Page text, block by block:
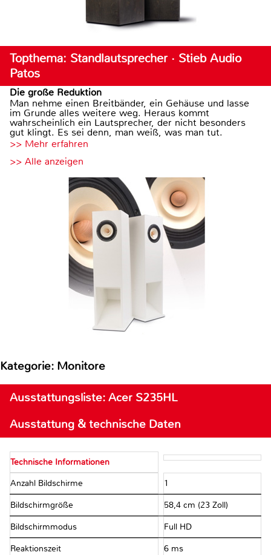
Topthema: Standlautsprecher · Stieb Audio
Patos
Die große Reduktion
Man nehme einen Breitbänder, ein Gehäuse und lasse
im Grunde alles weitere weg. Heraus kommt
wahrscheinlich ein Lautsprecher, der nicht besonders
gut klingt. Es sei denn, man weiß, was man tut.
>> Mehr erfahren
>> Alle anzeigen
Kategorie: Monitore
Ausstattungsliste: Acer S235HL
Ausstattung & technische Daten
Technische Informationen
Anzahl Bildschirme 1
Bildschirmgröße 58,4 cm (23 Zoll)
Bildschirmmodus Full HD
Reaktionszeit 6 ms